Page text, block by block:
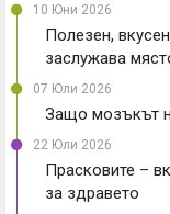
10 Юни 2026
Полезен,
заслужава
07 Юли 2026
Защо мозъкът
22 Юли 2026
Прасковите –
за здравето